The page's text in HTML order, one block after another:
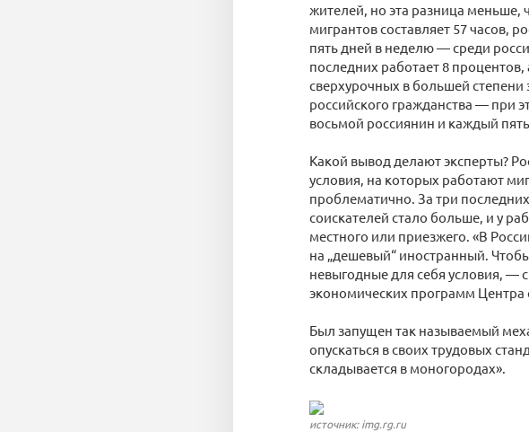
жителей, но эта разница меньше,
мигрантов составляет 57 часов,
пять дней в неделю — среди
последних работает 8
сверхурочных в большей
российского гражданства — при
восьмой россиянин и каждый
Какой вывод делают эксперты?
условия, на которых работают
проблематично. За три
соискателей стало больше, и у
местного или приезжего. «В
на „дешевый“ иностранный.
невыгодные для себя условия, —
экономических программ Центра
Был запущен так называемый
опускаться в своих трудовых
складывается в моногородах».
источник: img.rg.ru